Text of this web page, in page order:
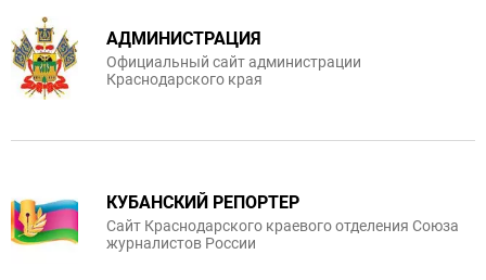
АДМИНИСТРАЦИЯ
Официальный сайт администрации
Краснодарского края
КУБАНСКИЙ РЕПОРТЕР
Сайт Краснодарского краевого отделения Союза
журналистов России